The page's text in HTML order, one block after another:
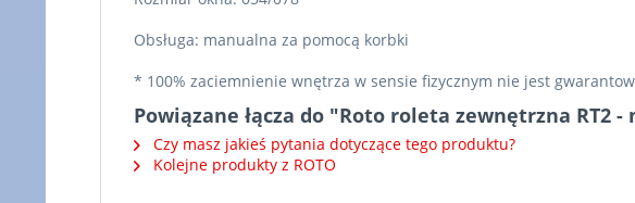
Obsługa: manualna za pomocą korbki
* 100% zaciemnienie wnętrza w sensie fizycznym nie jest
Powiązane łącza do "Roto roleta zewnętrzna RT2
Czy masz jakieś pytania dotyczące tego produktu?
Kolejne produkty z ROTO